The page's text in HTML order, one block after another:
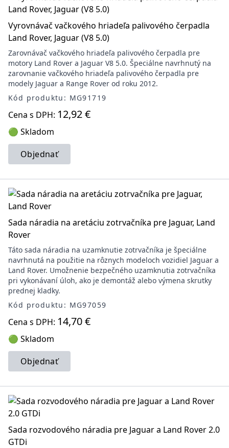
Vyrovnávač vačkového hriadeľa palivového čerpadla
Land Rover, Jaguar (V8 5.0)
Zarovnávač vačkového hriadeľa palivového čerpadla pre
motory Land Rover a Jaguar V8 5.0. Špeciálne navrhnutý na
zarovnanie vačkového hriadeľa palivového čerpadla pre
modely Jaguar a Range Rover od roku 2012.
Kód produktu: MG91719
Cena s DPH: 12,92 €
🟢 Skladom
Objednať
Sada náradia na aretáciu zotrvačníka pre Jaguar, Land
Rover
Táto sada náradia na uzamknutie zotrvačníka je špeciálne
navrhnutá na použitie na rôznych modeloch vozidiel Jaguar a
Land Rover. Umožnenie bezpečného uzamknutia zotrvačníka
pri vykonávaní úloh, ako je demontáž alebo výmena skrutky
prednej kladky.
Kód produktu: MG97059
Cena s DPH: 14,70 €
🟢 Skladom
Objednať
Sada rozvodového náradia pre Jaguar a Land Rover 2.0
GTDi